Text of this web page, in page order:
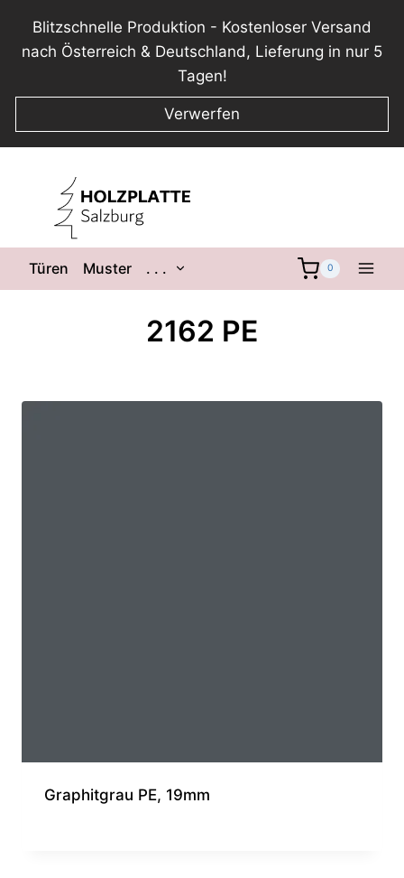
Blitzschnelle Produktion - Kostenloser Versand
nach Österreich & Deutschland, Lieferung in nur 5
Tagen!
Verwerfen
springen
Türen Muster . . . 0
2162 PE
Graphitgrau PE, 19mm